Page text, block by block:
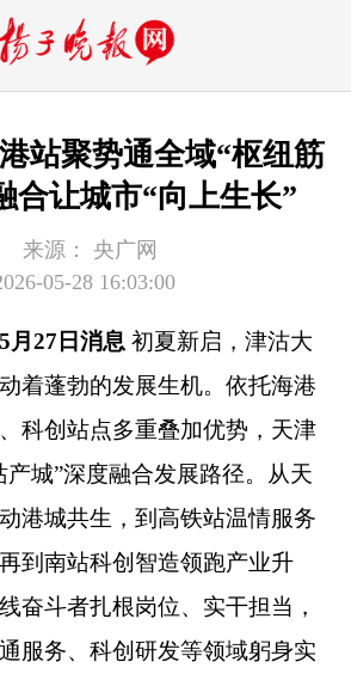
站聚势通全域“枢纽筋
合让城市“向上生长”
来源：
央广网
05-28 16:03:00
月27日消息 初夏新启，津沽大
着蓬勃的发展生机。依托海港
科创站点多重叠加优势，天津
产城”深度融合发展路径。从天
港城共生，到高铁站温情服务
到南站科创智造领跑产业升
奋斗者扎根岗位、实干担当，
服务、科创研发等领域躬身实